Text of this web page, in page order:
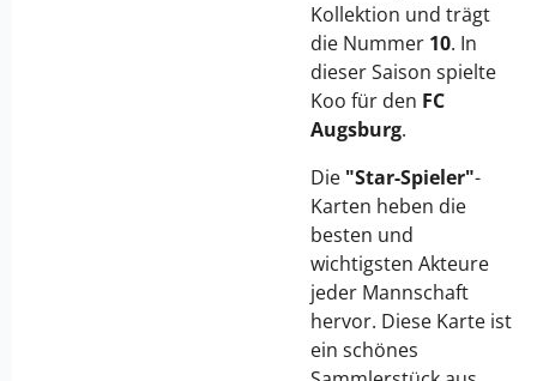
Kollektion und trägt
die Nummer 10. In
dieser Saison spielte
Koo für den FC
Augsburg.
Die "Star-Spieler"-
Karten heben die
besten und
wichtigsten Akteure
jeder Mannschaft
hervor. Diese Karte ist
ein schönes